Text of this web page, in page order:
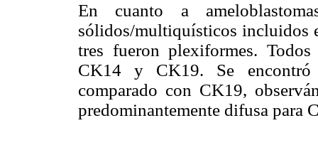
En cuanto a
sólidos/multiquísticos incluidos
tres fueron plexiformes.
CK14 y CK19. Se encontró
comparado con CK19,
predominantemente difusa para